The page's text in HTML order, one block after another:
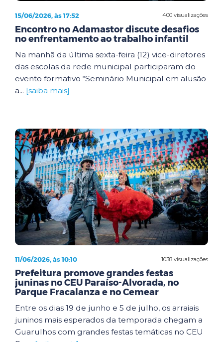
400 visualizações
15/06/2026, às 17:52
Encontro no Adamastor discute desafios
no enfrentamento ao trabalho infantil
Na manhã da última sexta-feira (12) vice-diretores
das escolas da rede municipal participaram do
evento formativo “Seminário Municipal em alusão
a... [saiba mais]
1038 visualizações
11/06/2026, às 10:10
Prefeitura promove grandes festas
juninas no CEU Paraíso-Alvorada, no
Parque Fracalanza e no Cemear
Entre os dias 19 de junho e 5 de julho, os arraiais
juninos mais esperados da temporada chegam a
Guarulhos com grandes festas temáticas no CEU